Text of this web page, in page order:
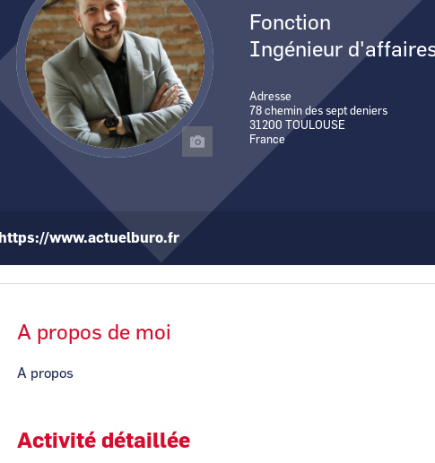
Fonction
Ingénieur
Adresse
78 chemin des sept deniers
31200
TOULOUSE
France
https://www.actuelburo.fr
A propos de moi
A propos
Activité détaillée